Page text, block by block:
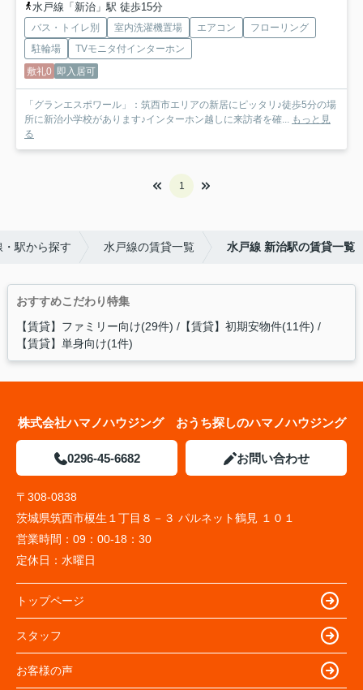
水戸線「新治」駅 徒歩15分
バス・トイレ別 室内洗濯機置場 エアコン
フローリング
駐輪場
TVモニタ付インターホン
敷礼0 即入居可
「グランエスポワール」：筑西市エリアの新居にピッタリ♪徒歩5分の場
所に新治小学校があります♪インターホン越しに来訪者を確... もっと見
る
1
・駅から探す 水戸線の賃貸一覧 水戸線 新治駅の賃貸一覧
おすすめこだわり特集
【賃貸】ファミリー向け(29件) 【賃貸】初期安物件(11件)
【賃貸】単身向け(1件)
株式会社ハマノハウジング おうち探しのハマノハウジング
0296-45-6682 お問い合わせ
〒308-0838
茨城県筑西市榎生１丁目８－３ パルネット鶴見 １０１
営業時間： 09：00-18：30
定休日： 水曜日
トップページ
スタッフ
お客様の声